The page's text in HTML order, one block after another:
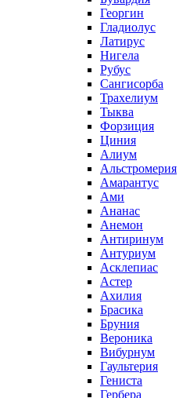
Георгин
Гладиолус
Латирус
Нигела
Рубус
Сангисорба
Трахелиум
Тыква
Форзиция
Циния
Алиум
Альстромерия
Амарантус
Ами
Ананас
Анемон
Антиринум
Антуриум
Асклепиас
Астер
Ахилия
Брасика
Бруния
Вероника
Вибурнум
Гаультерия
Гениста
Гербера